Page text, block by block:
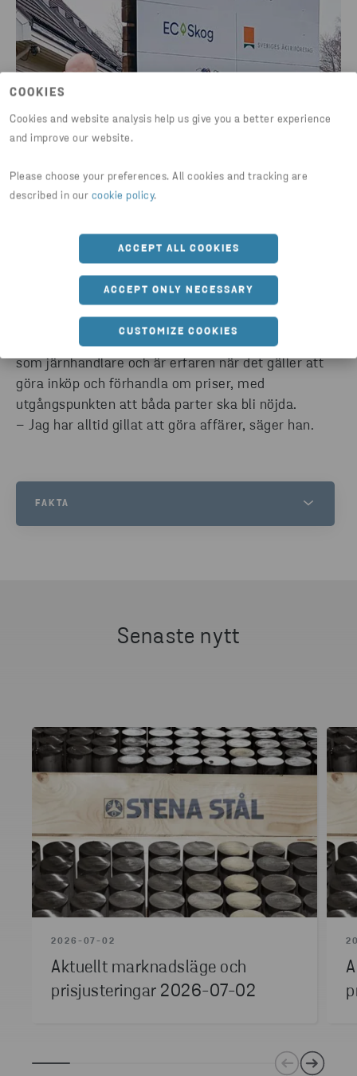
COOKIES
Cookies and website analysis help us give you a better experience
and improve our website.
Please choose your preferences. All cookies and tracking are
described in our cookie policy.
ACCEPT ALL COOKIES
ACCEPT ONLY NECESSARY
CUSTOMIZE COOKIES
Ralf Ekbäck, vd för Sågjtänst Syd, har en bakgrund
som järnhandlare och är erfaren när det gäller att
göra inköp och förhandla om priser, med
utgångspunkten att båda parter ska bli nöjda.
– Jag har alltid gillat att göra affärer, säger han.
FAKTA
Senaste nytt
2026-07-02
Aktuellt marknadsläge och
prisjusteringar 2026-07-02